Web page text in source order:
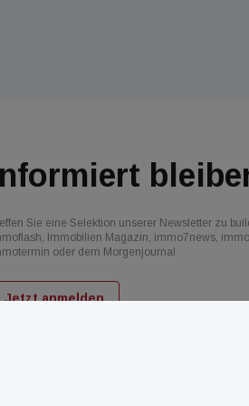
Sie eine Selektion unserer Newsletter zu
Immobilien Magazin, immo7news,
oder dem Morgenjournal
Jetzt anmelden